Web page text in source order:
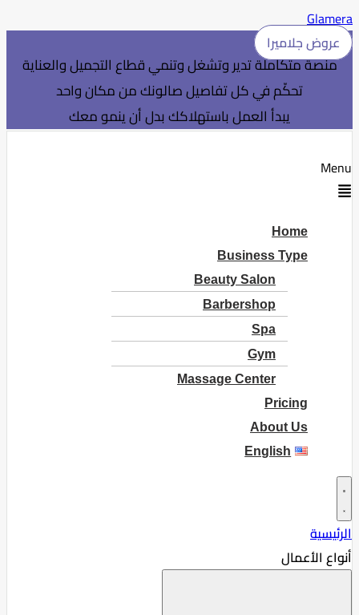
Glamera
عروض جلاميرا
منصة متكاملة تدير وتشغل وتنمي قطاع التجميل والعناية
تحكّم في كل تفاصيل صالونك من مكان واحد
يبدأ العمل باستهلاكك بدل أن ينمو معك
Menu
Home
Business Type
Beauty Salon
Barbershop
Spa
Gym
Massage Center
Pricing
About Us
English
الرئيسية
أنواع الأعمال